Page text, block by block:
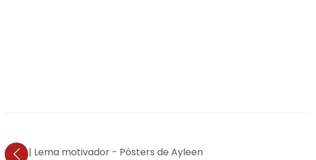
día | Lema motivador - Pósters de Ayleen